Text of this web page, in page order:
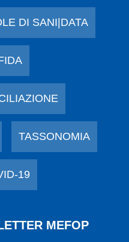
DI SANI|DATA
TASSONOMIA
19
MEFOP